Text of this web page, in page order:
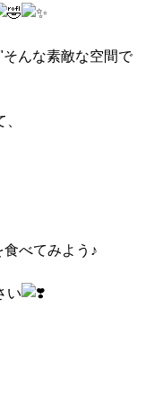
んな素敵な空間で
べてみよう♪
い